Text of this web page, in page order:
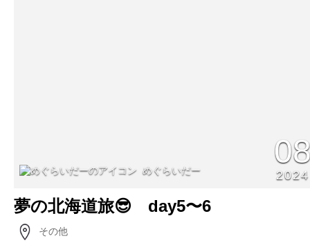
めぐらいだー 2024
夢の北海道旅😎 day5〜6
その他